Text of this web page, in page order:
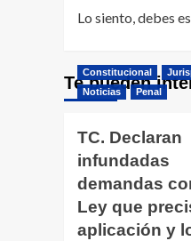
Lo siento, debes
Te pueden
Constitucional
Noticias
Penal
TC. Declaran
infundadas
demandas
Ley que
aplicación y